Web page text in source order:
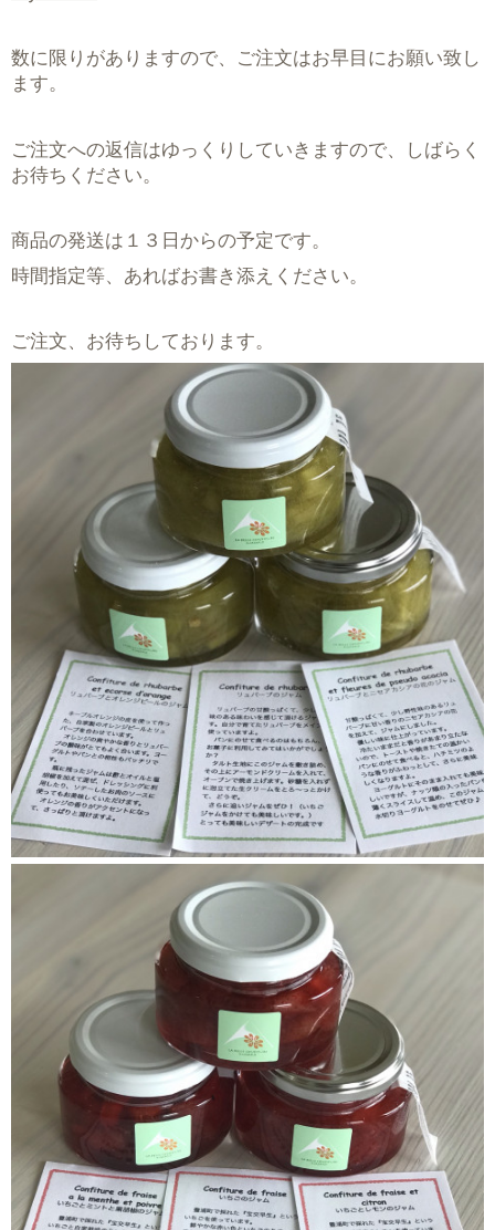
数に限りがありますので、ご注文はお早目にお願い致し
ます。
ご注文への返信はゆっくりしていきますので、しばらく
お待ちください。
商品の発送は１３日からの予定です。
時間指定等、あればお書き添えください。
ご注文、お待ちしております。